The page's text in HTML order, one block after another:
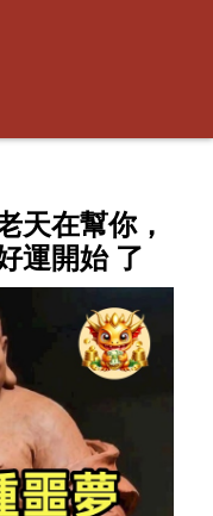
天在幫你，
運開始 了